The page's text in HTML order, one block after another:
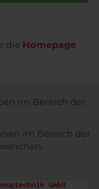
die Homepage
im Bereich der
im Bereich der